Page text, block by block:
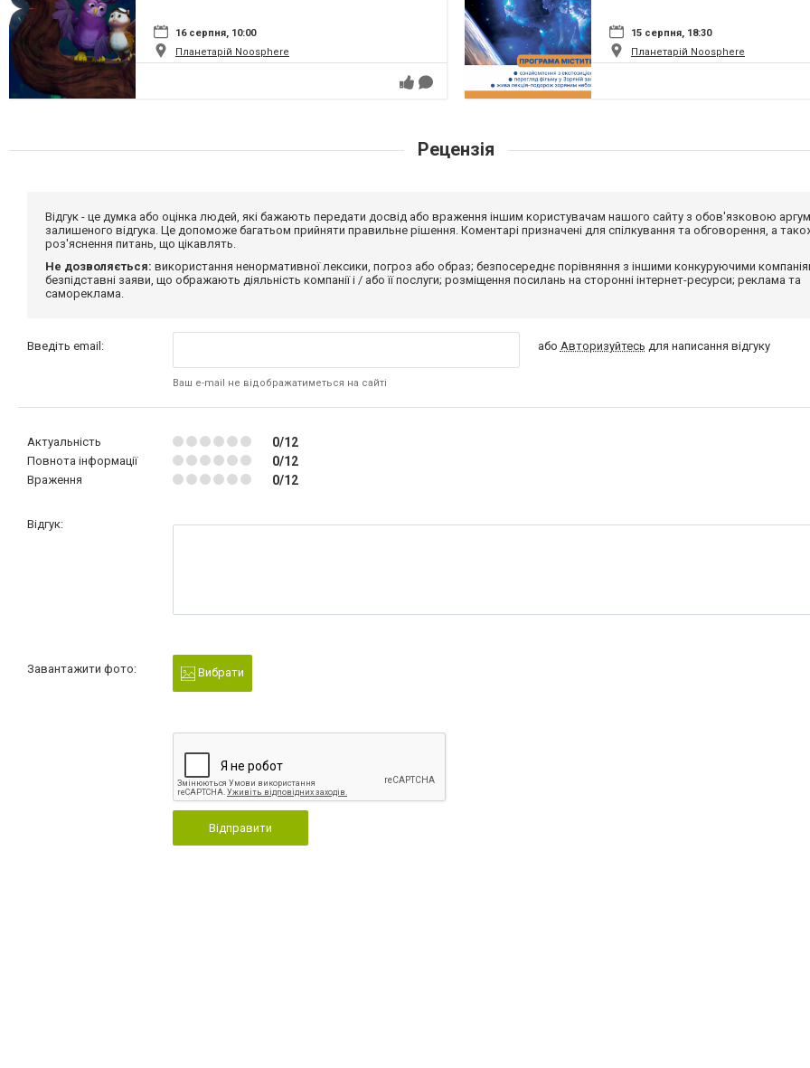
16 серпня, 10:00
Планетарій Noosphere
15 серпня, 18:30
Планетарій Noosphere
Рецензія
Відгук - це думка або оцінка людей, які бажають передати досвід або враження іншим користувачам нашого сайту з обов'язковою
залишеного відгука. Це допоможе багатьом прийняти правильне рішення. Коментарі призначені для спілкування та обговорення, а
роз'яснення питань, що цікавлять.
Не дозволяється: використання ненормативної лексики, погроз або образ; безпосереднє порівняння з іншими конкуруючими
безпідставні заяви, що ображають діяльність компанії і / або її послуги; розміщення посилань на сторонні інтернет-ресурси; реклама та
самореклама.
Введіть email:
Ваш e-mail не відображатиметься на сайті
або Авторизуйтесь для написання відгуку
Актуальність 0/12
Повнота інформації 0/12
Враження 0/12
Відгук:
Завантажити фото: Вибрати
Відправити